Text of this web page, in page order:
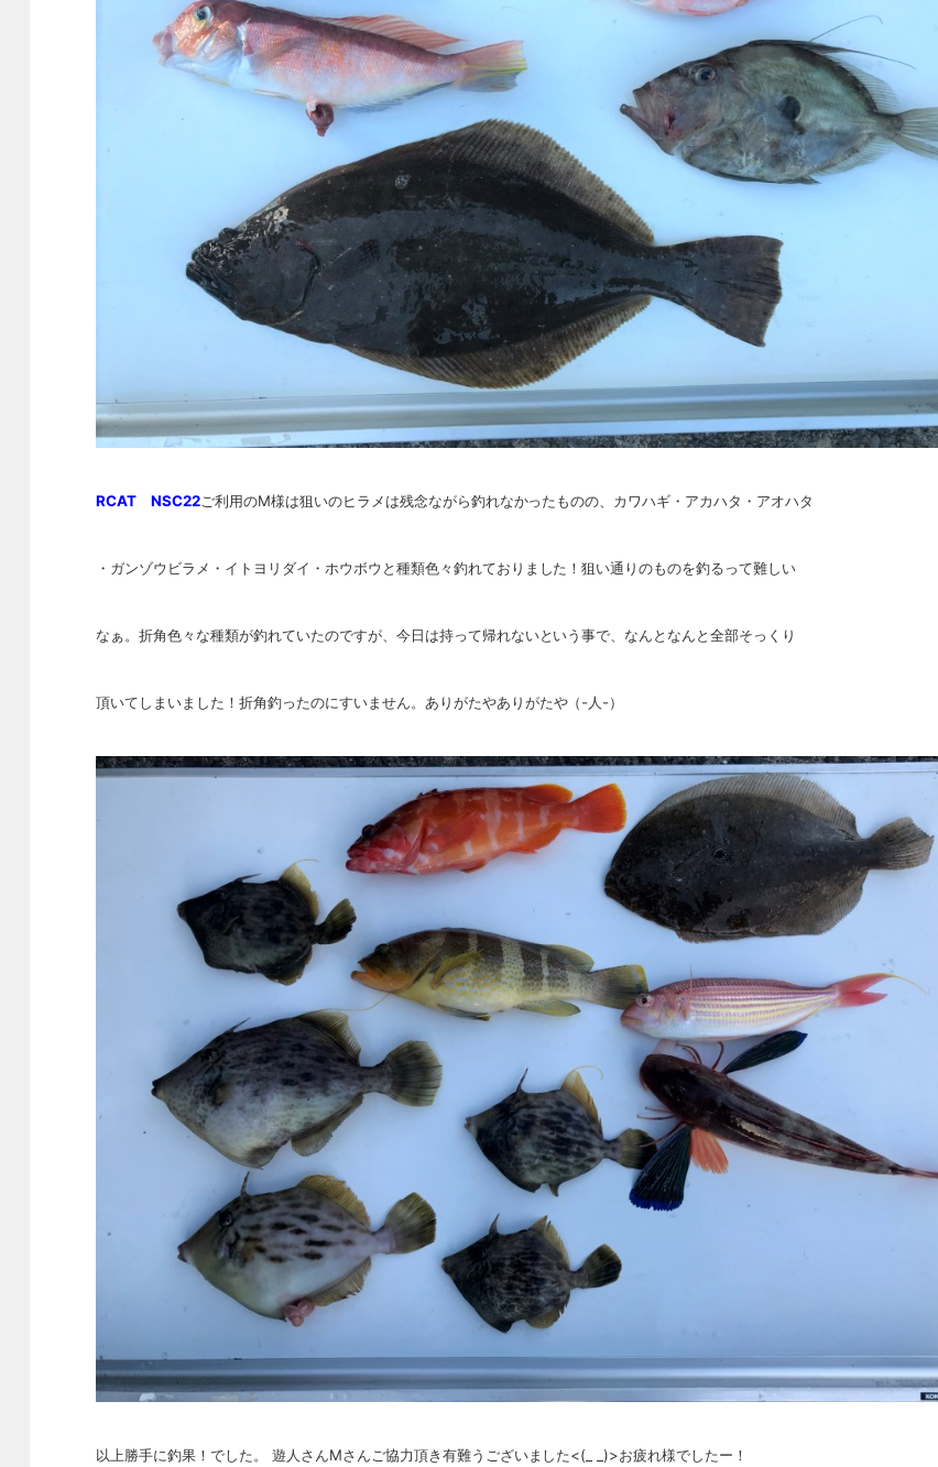
RCAT NSC22ご利用のM様は狙いのヒラメは残念ながら釣れなかったものの、カワハギ・アカハタ・アオハタ
・ガンゾウビラメ・イトヨリダイ・ホウボウと種類色々釣れておりました！狙い通りのものを釣るって難しい
なぁ。折角色々な種類が釣れていたのですが、 今日は持って帰れないという事で、なんとなんと全部そっくり
頂いてしまいました！ 折角釣ったのにすいません。ありがたやありがたや（-人-）
以上勝手に釣果！でした。 遊人さんMさんご協力頂き有難うございました<(_ _)>お疲れ様でしたー！